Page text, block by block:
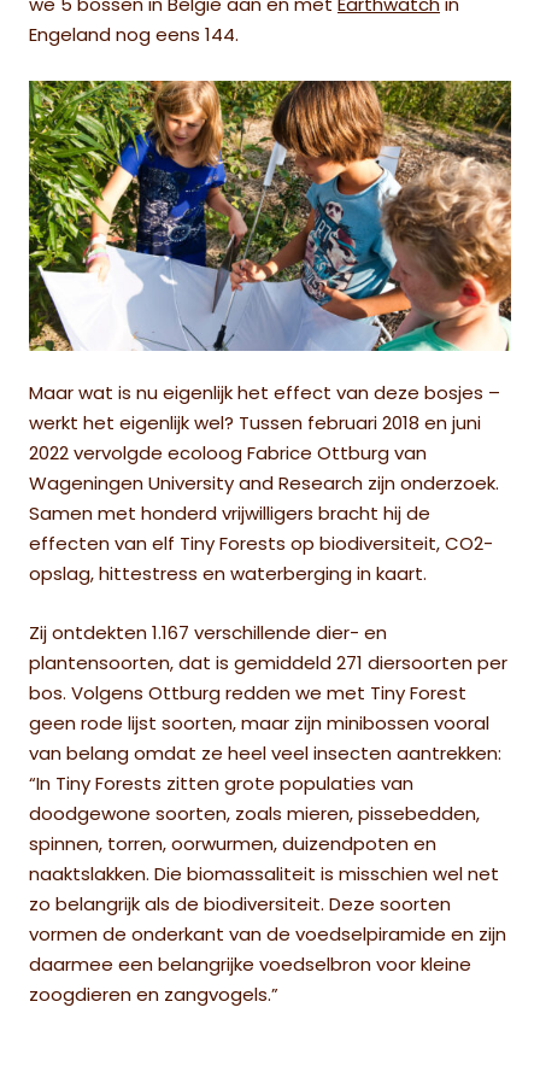
we 5 bossen in België aan en met Earthwatch in
Engeland nog eens 144.
Maar wat is nu eigenlijk het effect van deze bosjes –
werkt het eigenlijk wel? Tussen februari 2018 en juni
2022 vervolgde ecoloog Fabrice Ottburg van
Wageningen University and Research zijn onderzoek.
Samen met honderd vrijwilligers bracht hij de
effecten van elf Tiny Forests op biodiversiteit, CO2-
opslag, hittestress en waterberging in kaart.
Zij ontdekten 1.167 verschillende dier- en
plantensoorten, dat is gemiddeld 271 diersoorten per
bos. Volgens Ottburg redden we met Tiny Forest
geen rode lijst soorten, maar zijn minibossen vooral
van belang omdat ze heel veel insecten aantrekken:
“In Tiny Forests zitten grote populaties van
doodgewone soorten, zoals mieren, pissebedden,
spinnen, torren, oorwurmen, duizendpoten en
naaktslakken. Die biomassaliteit is misschien wel net
zo belangrijk als de biodiversiteit. Deze soorten
vormen de onderkant van de voedselpiramide en zijn
daarmee een belangrijke voedselbron voor kleine
zoogdieren en zangvogels.”